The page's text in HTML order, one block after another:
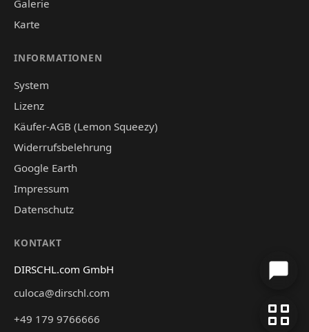
Galerie
Karte
INFORMATIONEN
System
Lizenz
Käufer-AGB (Lemon Squeezy)
Widerrufsbelehrung
Google Earth
Impressum
Datenschutz
KONTAKT
DIRSCHL.com GmbH
culoca@dirschl.com
+49 179 9766666